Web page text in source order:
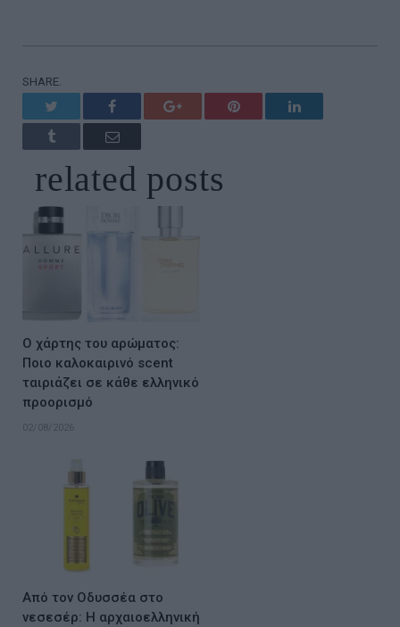
SHARE.
Facebook Google+ Pinterest LinkedIn
Tumblr Email
related posts
Ο χάρτης του αρώματος:
Ποιο καλοκαιρινό scent
ταιριάζει σε κάθε ελληνικό
προορισμό
02/08/2026
Από τον Οδυσσέα στο
νεσεσέρ: Η αρχαιοελληνική